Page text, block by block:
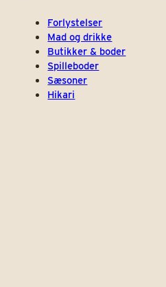
Forlystelser
Mad og drikke
Butikker & boder
Spilleboder
Sæsoner
Hikari